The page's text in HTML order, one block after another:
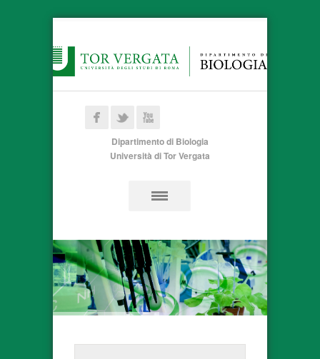
Dipartimento di Biologia
Università di Tor Vergata